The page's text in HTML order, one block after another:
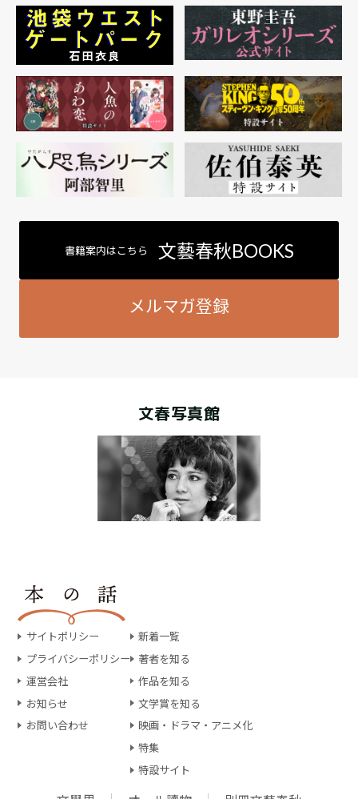
書籍案内はこちら 文藝春秋BOOKS
メルマガ登録
文春写真館
サイトポリシー
プライバシーポリシー
運営会社
お知らせ
お問い合わせ
新着一覧
著者を知る
作品を知る
文学賞を知る
映画・ドラマ・アニメ化
特集
特設サイト